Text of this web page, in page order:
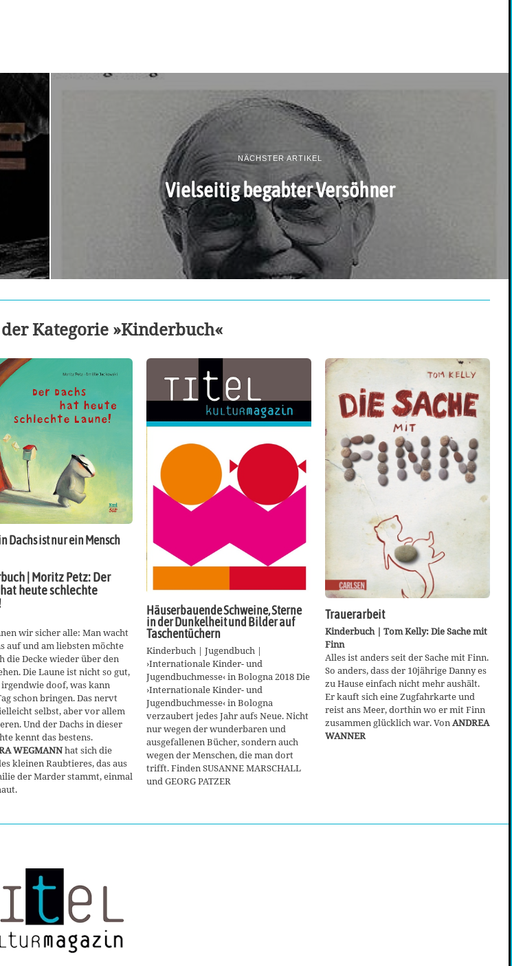
NÄCHSTER ARTIKEL
Vielseitig begabter Versöhner
Kategorie »Kinderbuch«
Dachs ist nur ein Mensch
| Moritz Petz: Der
heute schlechte
wir sicher alle: Man wacht
auf und am liebsten möchte
die Decke wieder über den
Die Laune ist nicht so gut,
doof, was kann
schon bringen. Das nervt
selbst, aber vor allem
Und der Dachs in dieser
kennt das bestens.
WEGMANNhat sich die
kleinen Raubtieres, das aus
der Marder stammt, einmal
Häuserbauende Schweine, Sterne
in der Dunkelheit und Bilder auf
Taschentüchern
Kinderbuch | Jugendbuch |
›Internationale Kinder- und
Jugendbuchmesse‹ in Bologna 2018 Die
›Internationale Kinder- und
Jugendbuchmesse‹ in Bologna
verzaubert jedes Jahr aufs Neue. Nicht
nur wegen der wunderbaren und
ausgefallenen Bücher, sondern auch
wegen der Menschen, die man dort
trifft. Finden SUSANNE MARSCHALL
und GEORG PATZER
Trauerarbeit
Kinderbuch | Tom Kelly: Die Sache mit
Finn
Alles ist anders seit der Sache mit Finn.
So anders, dass der 10jährige Danny es
zu Hause einfach nicht mehr aushält.
Er kauft sich eine Zugfahrkarte und
reist ans Meer, dorthin wo er mit Finn
zusammen glücklich war. VonANDREA
WANNER